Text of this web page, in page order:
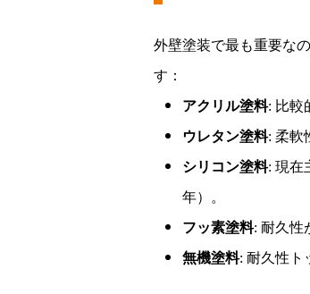
外壁塗装で最も重要な
す：
アクリル塗料: 比較
ウレタン塗料: 柔軟
シリコン塗料: 現在
年）。
フッ素塗料: 耐久性
無機塗料: 耐久性ト